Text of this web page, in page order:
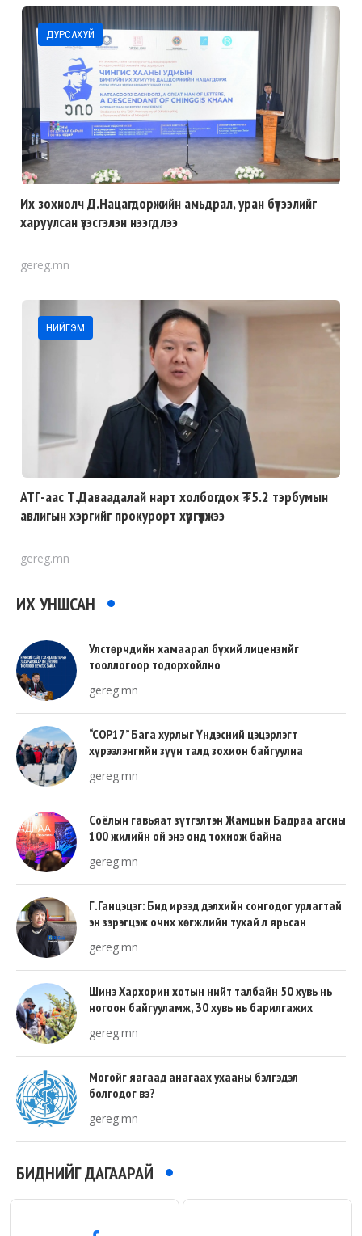
ДУРСАХУЙ
Их зохиолч Д.Нацагдоржийн амьдрал, уран бүтээлийг
харуулсан үзэсгэлэн нээгдлээ
gereg.mn
НИЙГЭМ
АТГ-аас Т.Даваадалай нарт холбогдох ₮5.2 тэрбумын
авлигын хэргийг прокурорт хүргүүлжээ
gereg.mn
ИХ УНШСАН
Улстөрчдийн хамаарал бүхий лицензийг
тооллогоор тодорхойлно
gereg.mn
“COP17” Бага хурлыг Үндэсний цэцэрлэгт
хүрээлэнгийн зүүн талд зохион байгуулна
gereg.mn
Соёлын гавьяат зүтгэлтэн Жамцын Бадраа агсны
100 жилийн ой энэ онд тохиож байна
gereg.mn
Г.Ганцэцэг: Бид ирээд дэлхийн сонгодог урлагтай
эн зэрэгцэж очих хөгжлийн тухай л ярьсан
gereg.mn
Шинэ Хархорин хотын нийт талбайн 50 хувь нь
ногоон байгууламж, 30 хувь нь барилгажих
gereg.mn
Могойг яагаад анагаах ухааны бэлгэдэл
болгодог вэ?
gereg.mn
БИДНИЙГ ДАГААРАЙ